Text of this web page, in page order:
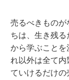
売るべきもの
ちは、生き残
から学ぶこと
れ以外は全て
ていけるだけの